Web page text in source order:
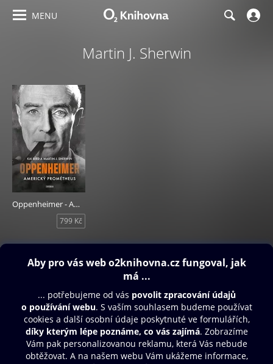
MENU
Martin J. Sherwin
Oppenheimer - Americký Prométheus
799 Kč
Obsah ke stažení
Další zábava
© O2 Czech Republic a.s.